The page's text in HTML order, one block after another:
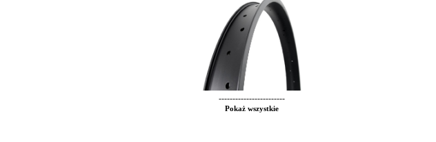
------------------------
Pokaż wszystkie